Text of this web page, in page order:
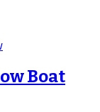
Boat